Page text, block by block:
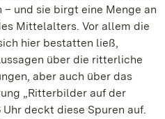
und sie birgt eine Menge an
Mittelalters. Vor allem die
hier bestatten ließ,
über die ritterliche
aber auch über das
„Ritterbilder auf der
Uhr deckt diese Spuren auf.